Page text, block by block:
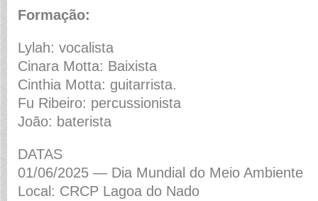
Formação:
Lylah: vocalista
Cinara Motta: Baixista
Cinthia Motta: guitarrista.
Fu Ribeiro: percussionista
João: baterista
DATAS
01/06/2025 — Dia Mundial do Meio Ambiente
Local: CRCP Lagoa do Nado